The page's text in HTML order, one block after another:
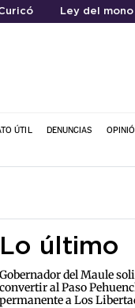
Ley del mono
ÚTIL DENUNCIAS
Lo último
Gobernador del Maule
convertir al Paso
permanente a Los